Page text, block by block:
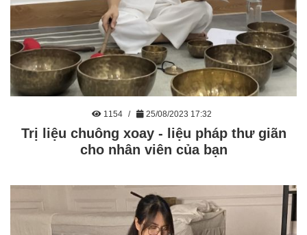
1154 25/08/2023 17:32
Trị liệu chuông xoay - liệu pháp thư giãn
cho nhân viên của bạn